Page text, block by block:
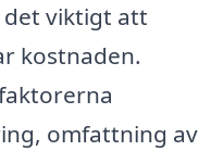
viktigt att
kostnaden.
omfattning av